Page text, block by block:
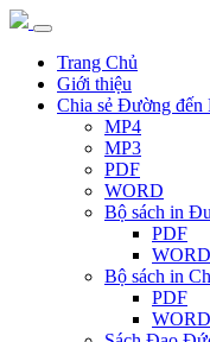
Trang Chủ
Giới thiệu
Chia sẻ Đường đến
MP4
MP3
PDF
WORD
Bộ sách in
PDF
WORD
Bộ sách in
PDF
WORD